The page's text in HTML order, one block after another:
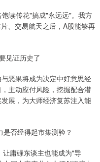
读传花"搞成"永远远"。我方
、交易航天之后，A股能够再
见证历史了
恶果将成为决定中好意思经
主动应付风险，挖掘配合潜
展，为大师经济复苏注入能
否经得起市集测验？
庸碌东谈主也能成为"导